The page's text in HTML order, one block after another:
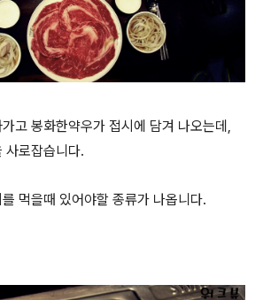
고 봉화한약우가 접시에 담겨 나오는데,
사로잡습니다.
먹을때 있어야할 종류가 나옵니다.